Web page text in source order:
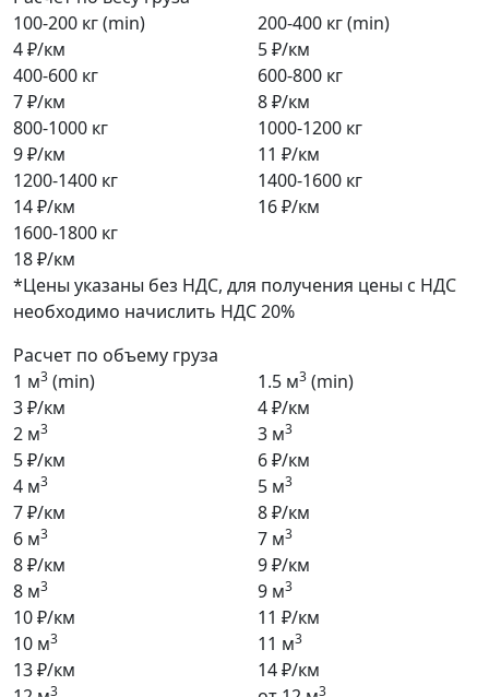
100-200 кг (min)
4 ₽/км
200-400 кг (min)
5 ₽/км
400-600 кг
7 ₽/км
600-800 кг
8 ₽/км
800-1000 кг
9 ₽/км
1000-1200 кг
11 ₽/км
1200-1400 кг
14 ₽/км
1400-1600 кг
16 ₽/км
1600-1800 кг
18 ₽/км
*Цены указаны без НДС, для получения цены с НДС
необходимо начислить НДС 20%
Расчет по объему груза
1 м3 (min)
3 ₽/км
1.5 м3 (min)
4 ₽/км
2 м3
5 ₽/км
3 м3
6 ₽/км
4 м3
7 ₽/км
5 м3
8 ₽/км
6 м3
8 ₽/км
7 м3
9 ₽/км
8 м3
10 ₽/км
9 м3
11 ₽/км
10 м3
13 ₽/км
11 м3
14 ₽/км
3 3